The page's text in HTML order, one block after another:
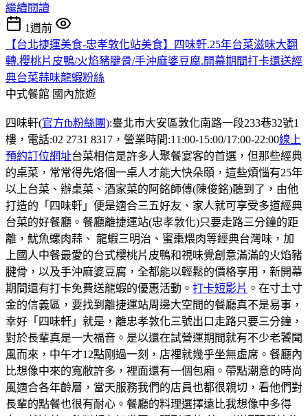
繼續閱讀
1週前
【台北捷運美食-忠孝敦化站美食】四味軒.25年台菜滋味大翻
轉.櫻桃片皮鴨/火焰豬腱骨/手沖麻婆豆腐.開幕期間打卡還送經
典台菜蒜味龍蝦粉絲
中式餐館 國內旅遊
四味軒(官方fb粉絲團):臺北市大安區敦化南路一段233巷32號1
樓，電話:02 2731 8317，營業時間:11:00-15:00/17:00-22:00線上
預約訂位網址台菜相信是許多人聚餐宴客的首選，但那些經典
的桌菜，常常得先烙個一桌人才能大快朵頤，這些煩惱有25年
以上台菜、辦桌菜、酒家菜的阿銘師傅(陳俊銘)聽到了，由他
打造的「四味軒」便是適合三五好友、家人就可享受多道經典
台菜的好餐廳。餐廳離捷運站(忠孝敦化)只要走路三分鐘的距
離，魷魚螺肉蒜、 龍蝦三明治、蜜棗煨肉等經典台灣味，加
上國人中餐最愛的台式櫻桃片皮鴨和視味覺創意滿滿的火焰豬
腱骨，以及手沖麻婆豆腐，全都能以輕鬆的價格享用，新開幕
期間還有打卡免費送龍蝦的優惠活動。 打卡短影片 。在寸土寸
金的信義區，要找到離捷運站周邊大空間的餐廳真不是易事，
幸好「四味軒」就是，離忠孝敦化三號出口走路只要三分鐘，
對於長輩真是一大福音。是以還在試營運期間就有不少老饕聞
風而來，中午才12點剛過一刻，店裡就幾乎坐無虛席。餐廳內
比想像中來的寬敝許多，裡面還有一個包廂。帶點潮意的時尚
風適合各年齡層，當天服務我們的店員也都很親切，看他們對
長輩的點餐也很有耐心。餐廳的料理選擇遠比我想像中多得